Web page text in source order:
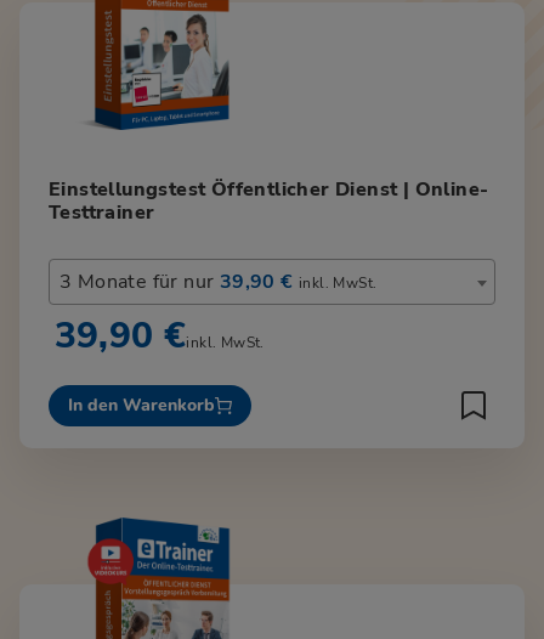
Einstellungstest Öffentlicher Dienst | Online-
Testtrainer
3 Monate für nur 39,90 € inkl. MwSt.
39,90 €inkl. MwSt.
In den Warenkorb